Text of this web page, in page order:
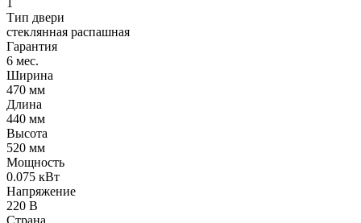
Тип двери
стеклянная распашная
Гарантия
6 мес.
Ширина
470 мм
Длина
440 мм
Высота
520 мм
Мощность
0.075 кВт
Напряжение
220 В
Страна